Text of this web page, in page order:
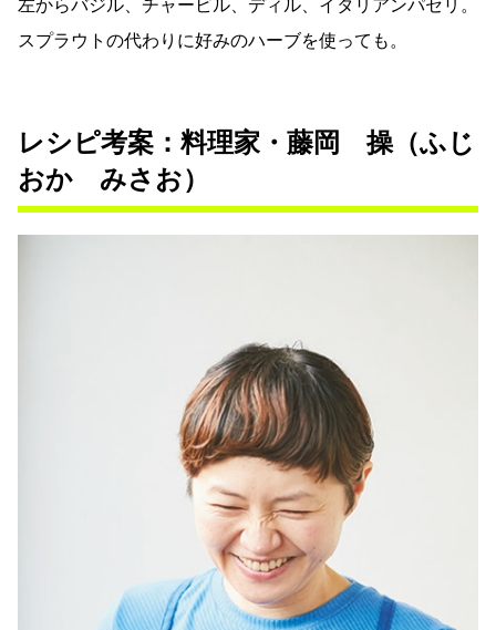
左からバジル、チャービル、ディル、イタリアンパセリ。
スプラウトの代わりに好みのハーブを使っても。
レシピ考案：料理家・藤岡 操（ふじ
おか みさお）